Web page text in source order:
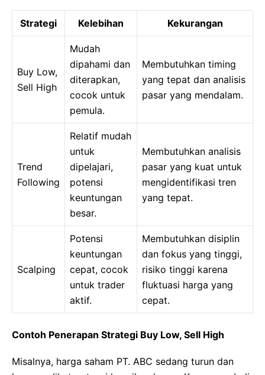
Strategi Kelebihan Kekurangan
Buy Low,
Sell High
Mudah
dipahami dan
diterapkan,
cocok untuk
pemula.
Membutuhkan timing
yang tepat dan analisis
pasar yang mendalam.
Trend
Following
Relatif mudah
untuk
dipelajari,
potensi
keuntungan
besar.
Membutuhkan analisis
pasar yang kuat untuk
mengidentifikasi tren
yang tepat.
Scalping
Potensi
keuntungan
cepat, cocok
untuk trader
aktif.
Membutuhkan disiplin
dan fokus yang tinggi,
risiko tinggi karena
fluktuasi harga yang
cepat.
Contoh Penerapan Strategi Buy Low, Sell High
Misalnya, harga saham PT. ABC sedang turun dan